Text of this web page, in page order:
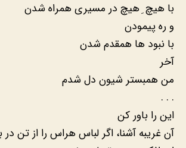
با هیچ ِ هیچ در مسیری همراه شدن
و ره پیمودن
با نبود ها همقدم شدن
آخر
من همبستر شیون دل شدم
. . .
این را باور کن
آن غریبه آشنا، اگر لباس هراس را از تن در